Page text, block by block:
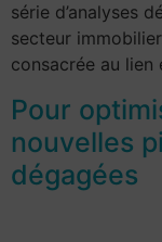
série d’analyses
secteur
consacrée au
Pour
nouvelles
dégagées